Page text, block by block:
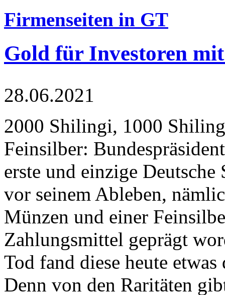
Firmenseiten in GT
Gold für Investoren
28.06.2021
2000 Shilingi, 1000
Feinsilber:
erste und einzige Deutsche
vor seinem Ableben,
Münzen und einer
Zahlungsmittel geprägt
Tod fand diese heute
Denn von den Raritäten